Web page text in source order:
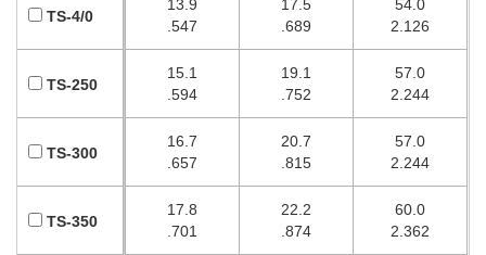
13.9
.547
17.5
.689
54.0
2.126
15.1
.594
19.1
.752
57.0
2.244
16.7
.657
20.7
.815
57.0
2.244
17.8
.701
22.2
.874
60.0
2.362
TS-4/0
TS-250
TS-300
TS-350